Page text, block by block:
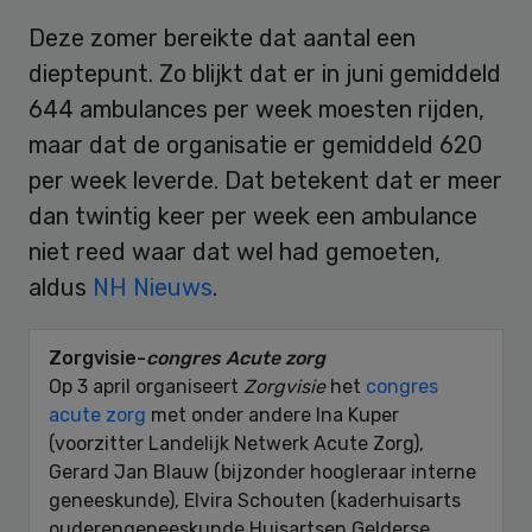
Deze zomer bereikte dat aantal een
dieptepunt. Zo blijkt dat er in juni gemiddeld
644 ambulances per week moesten rijden,
maar dat de organisatie er gemiddeld 620
per week leverde. Dat betekent dat er meer
dan twintig keer per week een ambulance
niet reed waar dat wel had gemoeten,
aldus NH Nieuws.
Zorgvisie-congres Acute zorg
Op 3 april organiseert Zorgvisiehet congres
acute zorg met onder andere Ina Kuper
(voorzitter Landelijk Netwerk Acute Zorg),
Gerard Jan Blauw (bijzonder hoogleraar interne
geneeskunde), Elvira Schouten (kaderhuisarts